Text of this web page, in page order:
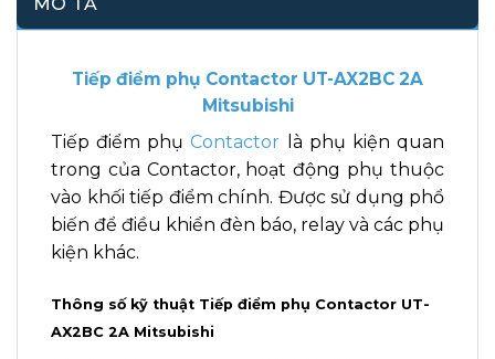
Tiếp điểm phụ Contactor UT-AX2BC 2A
Mitsubishi
Tiếp điểm phụContactor là phụ kiện quan
trong của Contactor, hoạt động phụ thuộc
vào khối tiếp điểm chính. Được sử dụng phổ
biến để điều khiển đèn báo, relay và các phụ
kiện khác.
Thông số kỹ thuật Tiếp điểm phụ Contactor UT-
AX2BC 2A Mitsubishi